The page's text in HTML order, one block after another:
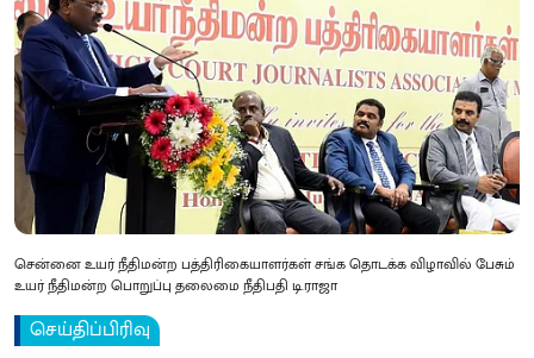
சென்னை உயர் நீதிமன்ற பத்திரிகையாளர்கள் சங்க தொடக்க விழாவில் பேசும்
உயர் நீதிமன்ற பொறுப்பு தலைமை நீதிபதி டி.ராஜா
செய்திப்பிரிவு